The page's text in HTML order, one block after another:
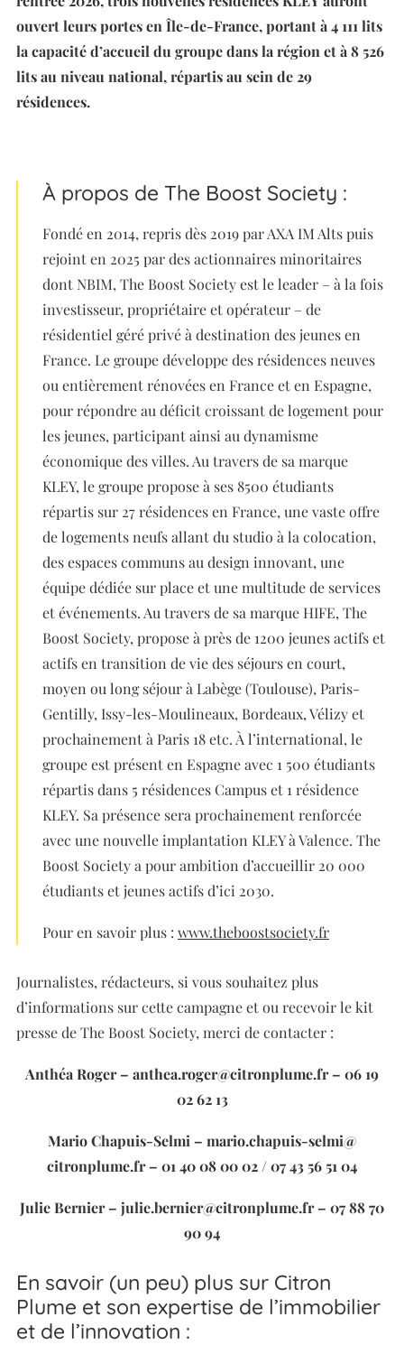
ouvert leurs portes en Île-de-France, portant à 4 111 lits
la capacité d’accueil du groupe dans la région et à 8 526
lits au niveau national, répartis au sein de 29
résidences.
À propos de The Boost Society :
Fondé en 2014, repris dès 2019 par AXA IM Alts puis
rejoint en 2025 par des actionnaires minoritaires
dont NBIM, The Boost Society est le leader – à la fois
investisseur, propriétaire et opérateur – de
résidentiel géré privé à destination des jeunes en
France. Le groupe développe des résidences neuves
ou entièrement rénovées en France et en Espagne,
pour répondre au déficit croissant de logement pour
les jeunes, participant ainsi au dynamisme
économique des villes. Au travers de sa marque
KLEY, le groupe propose à ses 8500 étudiants
répartis sur 27 résidences en France, une vaste offre
de logements neufs allant du studio à la colocation,
des espaces communs au design innovant, une
équipe dédiée sur place et une multitude de services
et événements. Au travers de sa marque HIFE, The
Boost Society, propose à près de 1200 jeunes actifs et
actifs en transition de vie des séjours en court,
moyen ou long séjour à Labège (Toulouse), Paris-
Gentilly, Issy-les-Moulineaux, Bordeaux, Vélizy et
prochainement à Paris 18 etc. À l’international, le
groupe est présent en Espagne avec 1 500 étudiants
répartis dans 5 résidences Campus et 1 résidence
KLEY. Sa présence sera prochainement renforcée
avec une nouvelle implantation KLEY à Valence. The
Boost Society a pour ambition d’accueillir 20 000
étudiants et jeunes actifs d’ici 2030.
Pour en savoir plus : www.theboostsociety.fr
Journalistes, rédacteurs, si vous souhaitez plus
d’informations sur cette campagne et ou recevoir le kit
presse de The Boost Society, merci de contacter :
Anthéa Roger – anthea.roger@citronplume.fr – 06 19
02 62 13
Mario Chapuis-Selmi – mario.chapuis-selmi@
citronplume.fr – 01 40 08 00 02 / 07 43 56 51 04
Julie Bernier – julie.bernier@citronplume.fr – 07 88 70
90 94
En savoir (un peu) plus sur Citron
Plume et son expertise de l’immobilier
et de l’innovation :